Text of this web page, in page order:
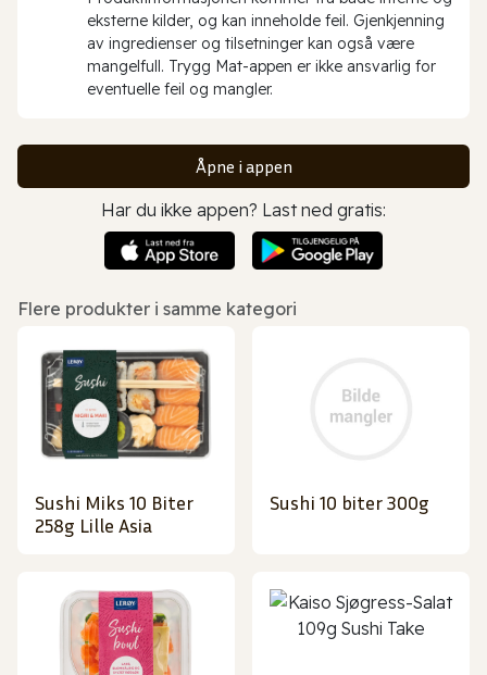
eksterne kilder, og kan inneholde feil. Gjenkjenning
av ingredienser og tilsetninger kan også være
mangelfull. Trygg Mat-appen er ikke ansvarlig for
eventuelle feil og mangler.
Åpne i appen
Har du ikke appen? Last ned gratis:
Flere produkter i samme kategori
Sushi Miks 10 Biter
258g Lille Asia
Sushi 10 biter 300g